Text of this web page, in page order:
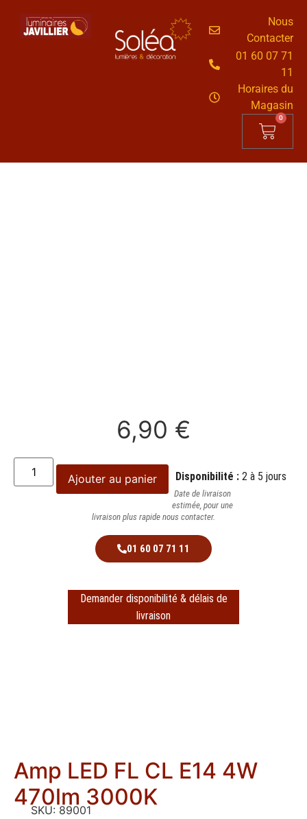
Nous
Contacter
01 60 07 71
11
Horaires du
Magasin
0
6,90 €
Ajouter au panier Disponibilité : 2 à 5 jours
Date de livraison
estimée, pour une
livraison plus rapide nous contacter.
01 60 07 71 11
Demander disponibilité & délais de
livraison
Amp LED FL CL E14 4W
470lm 3000K
SKU: 89001